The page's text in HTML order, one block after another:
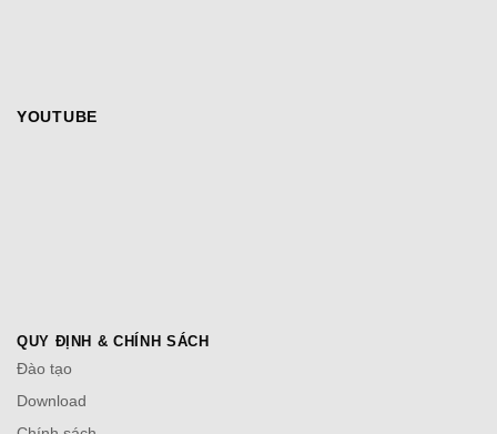
YOUTUBE
QUY ĐỊNH & CHÍNH SÁCH
Đào tạo
Download